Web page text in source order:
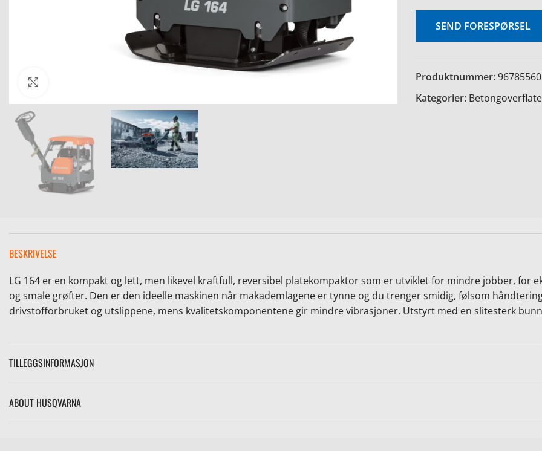
SEND FORESPØRSEL
Produktnummer:
Kategorier:
BESKRIVELSE
LG 164 er en kompakt og lett, men likevel kraftfull, reversibel platekompaktor som er utviklet for mindre jobber, for
og smale grøfter. Den er den ideelle maskinen når makademlagene er tynne og du trenger smidig, følsom
drivstofforbruket og utslippene, mens kvalitetskomponentene gir mindre vibrasjoner. Utstyrt med en slitesterk
TILLEGGSINFORMASJON
ABOUT HUSQVARNA